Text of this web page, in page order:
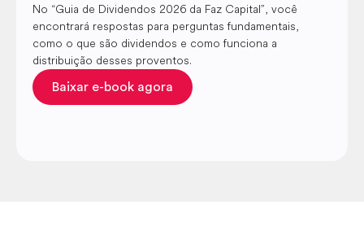
No “Guia de Dividendos 2026 da Faz Capital”, você
encontrará respostas para perguntas fundamentais,
como o que são dividendos e como funciona a
distribuição desses proventos.
Baixar e-book agora